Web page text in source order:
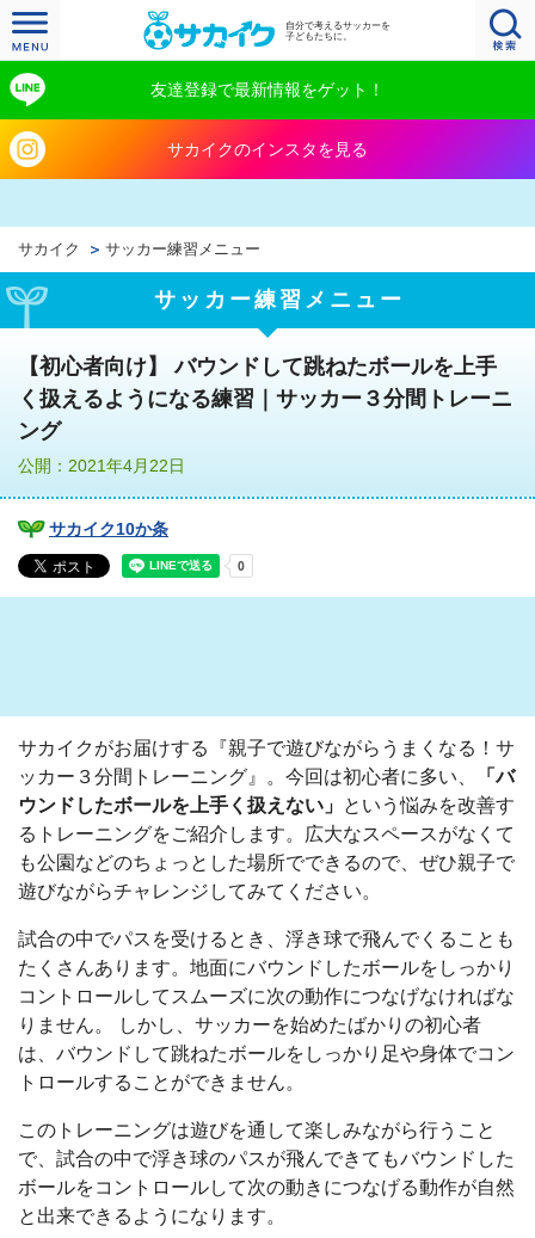
自分で考えるサッカーを
子どもたちに。
友達登録で最新情報をゲット！
サカイクのインスタを見る
サカイク サッカー練習メニュー
サッカー練習メニュー
【初心者向け】 バウンドして跳ねたボールを上手
く扱えるようになる練習｜サッカー３分間トレーニ
ング
公開：2021年4月22日
サカイク10か条
サカイクがお届けする『親子で遊びながらうまくなる！サ
ッカー３分間トレーニング』。今回は初心者に多い、
「バ
ウンドしたボールを上手く扱えない 」 という悩みを改善す
るトレーニングをご紹介します。広大なスペースがなくて
も公園などのちょっとした場所でできるので、ぜひ親子で
遊びながらチャレンジしてみてください。
試合の中でパスを受けるとき、浮き球で飛んでくることも
たくさんあります。地面にバウンドしたボールをしっかり
コントロールしてスムーズに次の動作につなげなければな
りません。 しかし、サッカーを始めたばかりの初心者
は、バウンドして跳ねたボールをしっかり足や身体でコン
トロールすることができません。
このトレーニングは遊びを通して楽しみながら行うこと
で、 試合の中で浮き球のパスが飛んできてもバウンドした
ボールをコントロールして次の動きにつなげる動作が自然
と出来できるようになります。